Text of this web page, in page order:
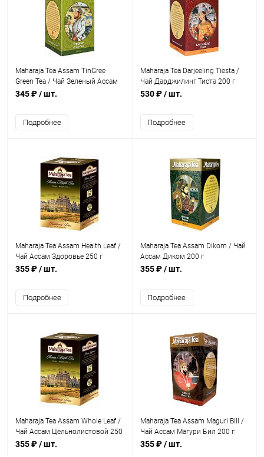
Maharaja Tea Assam TinGree
Green Tea / Чай Зеленый Ассам
Тингри 200 г
345 ₽/ шт.
Подробнее
Maharaja Tea Darjeeling Tiesta /
Чай Дарджилинг Тиста 200 г
530 ₽/ шт.
Подробнее
Maharaja Tea Assam Health Leaf /
Чай Ассам Здоровье 250 г
355 ₽/ шт.
Подробнее
Maharaja Tea Assam Dikom / Чай
Ассам Диком 200 г
355 ₽/ шт.
Подробнее
Maharaja Tea Assam Whole Leaf /
Чай Ассам Цельнолистовой 250
г
355 ₽/ шт.
Maharaja Tea Assam Maguri Bill /
Чай Ассам Магури Бил 200 г
355 ₽/ шт.